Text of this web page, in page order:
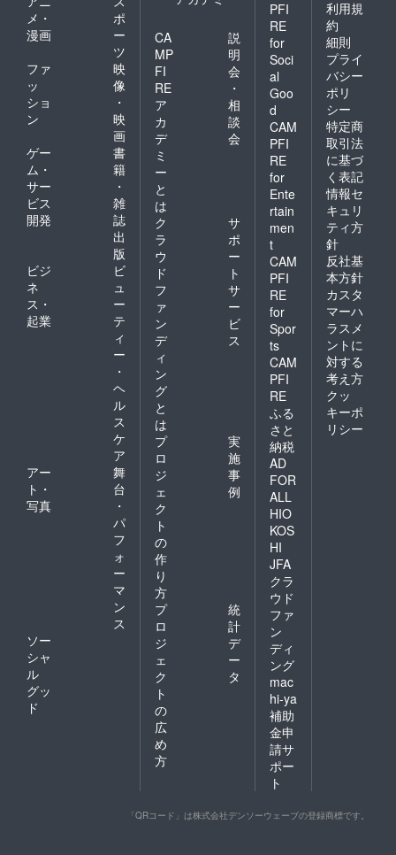
メ・
漫画
ポ
ー
ツ
ファ
ッ
ショ
ン
映
像
・
映
画
ゲー
ム・
サー
ビス
開発
書
籍
・
雑
誌
出
版
ビジ
ネ
ス・
起業
ビ
ュ
ー
テ
ィ
ー
・
ヘ
ル
ス
ケ
ア
アー
ト・
写真
舞
台
・
パ
フ
ォ
ー
マ
ン
ス
ソー
シャ
ル
グッ
ド
CA
MP
FI
RE
ア
カ
デ
ミ
ー
と
は
説
明
会
・
相
談
会
ク
ラ
ウ
ド
フ
ァ
ン
デ
ィ
ン
グ
と
は
サ
ポ
ー
ト
サ
ー
ビ
ス
プ
ロ
ジ
ェ
ク
ト
の
作
り
方
実
施
事
例
プ
ロ
ジ
ェ
ク
ト
の
広
め
方
統
計
デ
ー
タ
PFI
RE
for
Soci
al
Goo
d
CAM
PFI
RE
for
Ente
rtain
men
t
CAM
PFI
RE
for
Spor
ts
CAM
PFI
RE
ふる
さと
納税
AD
FOR
ALL
HIO
KOS
HI
JFA
クラ
ウド
ファ
ン
ディ
ング
mac
hi-ya
補助
金申
請サ
ポー
ト
利用規
約
細則
プライ
バシー
ポリ
シー
特定商
取引法
に基づ
く表記
情報セ
キュリ
ティ方
針
反社基
本方針
カスタ
マーハ
ラスメ
ントに
対する
考え方
クッ
キーポ
リシー
「QRコード」は株式会社デンソーウェーブの登録商標です。